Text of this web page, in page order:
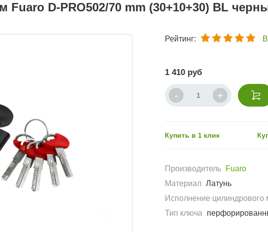
D-PRO502/70 mm (30+10+30) BL
Рейтинг:
1 410 руб
Купить в 1 клик
Производитель
Fuaro
Материал Латунь
Исполнение цилиндрового
Тип ключа